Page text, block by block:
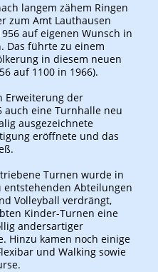
langem zähem Ringen
zum Amt Lauthausen
auf eigenen Wunsch in
Das führte zu einem
in diesem neuen
auf 1100 in 1966).
Erweiterung der
eine Turnhalle neu
ausgezeichnete
eröffnete und das
Turnen wurde in
Abteilungen
Volleyball verdrängt,
Kinder-Turnen eine
andersartiger
Hinzu kamen noch einige
und Walking sowie